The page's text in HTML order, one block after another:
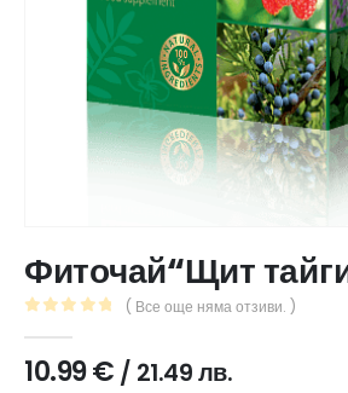
Фиточай“Щит
( Все още няма отзиви. )
10.99€ / 21.49 лв.